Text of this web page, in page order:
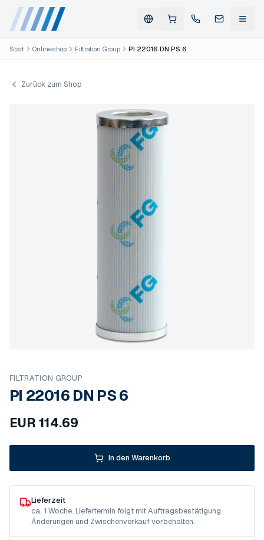
Start Onlineshop Filtration Group PI 22016 DN PS 6
Zurück zum Shop
FILTRATION GROUP
PI 22016 DN PS 6
EUR 114.69
In den Warenkorb
Lieferzeit
ca. 1 Woche. Liefertermin folgt mit Auftragsbestätigung.
Änderungen und Zwischenverkauf vorbehalten.